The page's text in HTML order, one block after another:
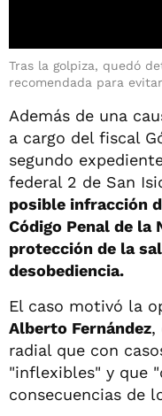
Tras la golpiza, quedó
recomendada para
Además de una
a cargo del fiscal
segundo
federal 2 de San
posible infracción
Código Penal de la
protección de la
desobediencia.
El caso motivó la
Alberto Fernández,
radial que con
"inflexibles" y que
consecuencias de